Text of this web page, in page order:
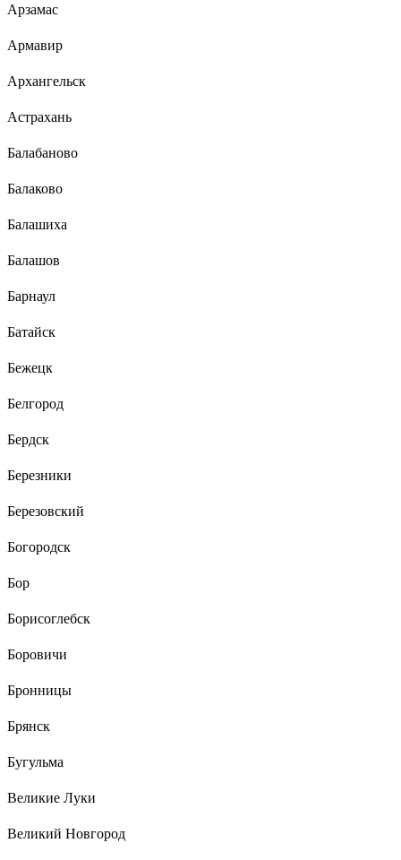
Арзамас
Армавир
Архангельск
Астрахань
Балабаново
Балаково
Балашиха
Балашов
Барнаул
Батайск
Бежецк
Белгород
Бердск
Березники
Березовский
Богородск
Бор
Борисоглебск
Боровичи
Бронницы
Брянск
Бугульма
Великие Луки
Великий Новгород